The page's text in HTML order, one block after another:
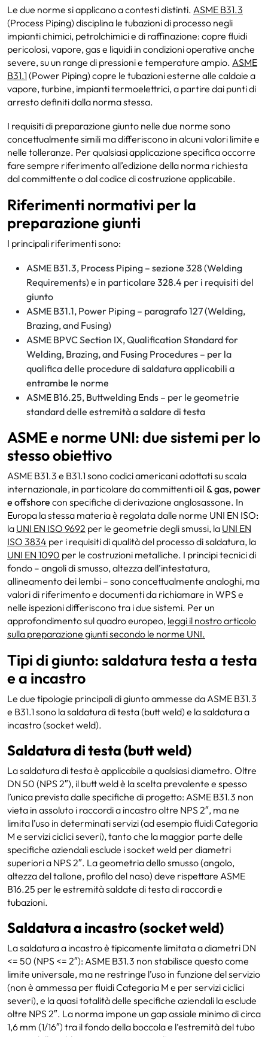
Le due norme si applicano a contesti distinti. ASME B31.3
(Process Piping) disciplina le tubazioni di processo negli
impianti chimici, petrolchimici e di raffinazione: copre fluidi
pericolosi, vapore, gas e liquidi in condizioni operative anche
severe, su un range di pressioni e temperature ampio. ASME
B31.1 (Power Piping) copre le tubazioni esterne alle caldaie a
vapore, turbine, impianti termoelettrici, a partire dai punti di
arresto definiti dalla norma stessa.
I requisiti di preparazione giunto nelle due norme sono
concettualmente simili ma differiscono in alcuni valori limite e
nelle tolleranze. Per qualsiasi applicazione specifica occorre
fare sempre riferimento all’edizione della norma richiesta
dal committente o dal codice di costruzione applicabile.
Riferimenti normativi per la
preparazione giunti
I principali riferimenti sono:
ASME B31.3, Process Piping – sezione 328 (Welding
Requirements) e in particolare 328.4 per i requisiti del
giunto
ASME B31.1, Power Piping – paragrafo 127 (Welding,
Brazing, and Fusing)
ASME BPVC Section IX, Qualification Standard for
Welding, Brazing, and Fusing Procedures – per la
qualifica delle procedure di saldatura applicabili a
entrambe le norme
ASME B16.25, Buttwelding Ends – per le geometrie
standard delle estremità a saldare di testa
ASME e norme UNI: due sistemi per lo
stesso obiettivo
ASME B31.3 e B31.1 sono codici americani adottati su scala
internazionale, in particolare da committentioil & gas, power
e offshore con specifiche di derivazione anglosassone. In
Europa la stessa materia è regolata dalle norme UNI EN ISO:
la UNI EN ISO 9692 per le geometrie degli smussi, la UNI EN
ISO 3834 per i requisiti di qualità del processo di saldatura, la
UNI EN 1090 per le costruzioni metalliche. I principi tecnici di
fondo – angoli di smusso, altezza dell’intestatura,
allineamento dei lembi – sono concettualmente analoghi, ma
valori di riferimento e documenti da richiamare in WPS e
nelle ispezioni differiscono tra i due sistemi. Per un
approfondimento sul quadro europeo, leggi il nostro articolo
sulla preparazione giunti secondo le norme UNI.
Tipi di giunto: saldatura testa a testa
e a incastro
Le due tipologie principali di giunto ammesse da ASME B31.3
e B31.1 sono la saldatura di testa (butt weld) e la saldatura a
incastro (socket weld).
Saldatura di testa (butt weld)
La saldatura di testa è applicabile a qualsiasi diametro. Oltre
DN 50 (NPS 2″), il butt weld è la scelta prevalente e spesso
l’unica prevista dalle specifiche di progetto: ASME B31.3 non
vieta in assoluto i raccordi a incastro oltre NPS 2″, ma ne
limita l’uso in determinati servizi (ad esempio fluidi Categoria
M e servizi ciclici severi), tanto che la maggior parte delle
specifiche aziendali esclude i socket weld per diametri
superiori a NPS 2″. La geometria dello smusso (angolo,
altezza del tallone, profilo del naso) deve rispettare ASME
B16.25 per le estremità saldate di testa di raccordi e
tubazioni.
Saldatura a incastro (socket weld)
La saldatura a incastro è tipicamente limitata a diametri DN
<= 50 (NPS <= 2″): ASME B31.3 non stabilisce questo come
limite universale, ma ne restringe l’uso in funzione del servizio
(non è ammessa per fluidi Categoria M e per servizi ciclici
severi), e la quasi totalità delle specifiche aziendali la esclude
oltre NPS 2″. La norma impone un gap assiale minimo di circa
1,6 mm (1/16″) tra il fondo della boccola e l’estremità del tubo